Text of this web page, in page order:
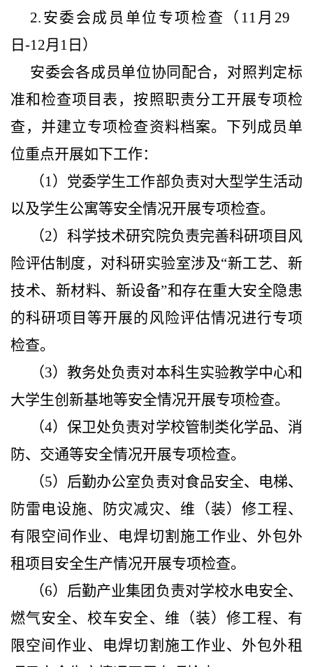
2.安委会成员单位专项检查（11月29
日-12月1日）
安委会各成员单位协同配合，对照判定标
准和检查项目表，按照职责分工开展专项检
查，并建立专项检查资料档案。下列成员单
位重点开展如下工作：
（1）党委学生工作部负责对大型学生活动
以及学生公寓等安全情况开展专项检查。
（2）科学技术研究院负责完善科研项目风
险评估制度，对科研实验室涉及“新工艺、新
技术、新材料、新设备”和存在重大安全隐患
的科研项目等开展的风险评估情况进行专项
检查。
（3）教务处负责对本科生实验教学中心和
大学生创新基地等安全情况开展专项检查。
（4）保卫处负责对学校管制类化学品、消
防、交通等安全情况开展专项检查。
（5）后勤办公室负责对食品安全、电梯、
防雷电设施、防灾减灾、维（装）修工程、
有限空间作业、电焊切割施工作业、外包外
租项目安全生产情况开展专项检查。
（6）后勤产业集团负责对学校水电安全、
燃气安全、校车安全、维（装）修工程、有
限空间作业、电焊切割施工作业、外包外租